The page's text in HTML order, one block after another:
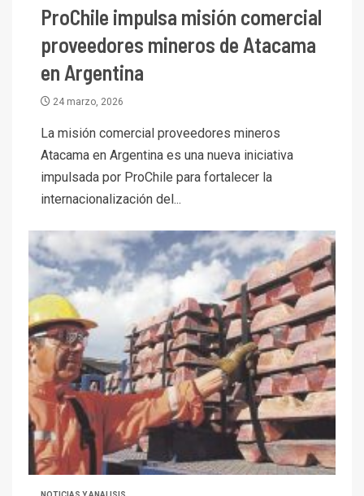
ProChile impulsa misión comercial
proveedores mineros de Atacama
en Argentina
24 marzo, 2026
La misión comercial proveedores mineros
Atacama en Argentina es una nueva iniciativa
impulsada por ProChile para fortalecer la
internacionalización del...